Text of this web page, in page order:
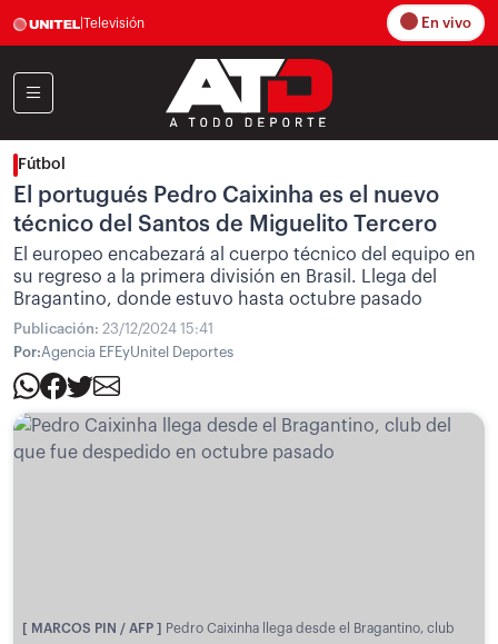
Televisión En vivo
Fútbol
El portugués Pedro Caixinha es el nuevo
técnico del Santos de Miguelito Tercero
El europeo encabezará al cuerpo técnico del equipo en
su regreso a la primera división en Brasil. Llega del
Bragantino, donde estuvo hasta octubre pasado
Publicación: 23/12/2024 15:41
Por:Agencia EFEyUnitel Deportes
[ MARCOS PIN / AFP ]
Pedro Caixinha llega desde el Bragantino, club